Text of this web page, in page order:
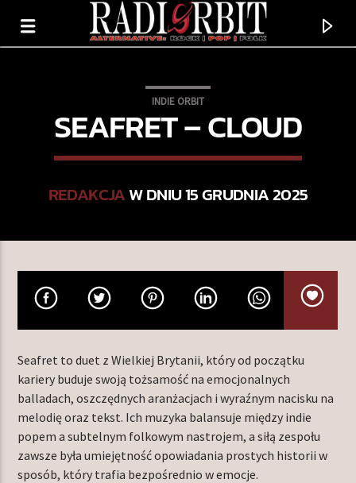
TERAZ GRAMY
OUT LOUD
TERAZ W RAMÓWCE
LIGHT ORBIT WEEKEND
06:00 08:00
INDIE ORBIT
SEAFRET – CLOUD
REDAKCJAW DNIU 15 GRUDNIA 2025
Seafret to duet z Wielkiej Brytanii, który od początku
kariery buduje swoją tożsamość na emocjonalnych
balladach, oszczędnych aranżacjach i wyraźnym nacisku na
melodię oraz tekst. Ich muzyka balansuje między indie
popem a subtelnym folkowym nastrojem, a siłą zespołu
zawsze była umiejętność opowiadania prostych historii w
sposób, który trafia bezpośrednio w emocje.